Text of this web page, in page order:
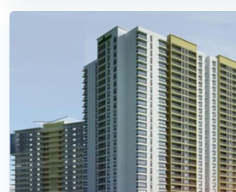
CHUNG CƯ TÂN THỊNH LỢI
Dự Án Chung Cư Tân Thịnh Lợi cung
các sản phẩm căn hộ chung cư cao cấp
chuỗi tiện ích dịch vụ, tiện ...
0 (0 đánh giá)
(Đánh giá từ websitepomahomeviews.vn)